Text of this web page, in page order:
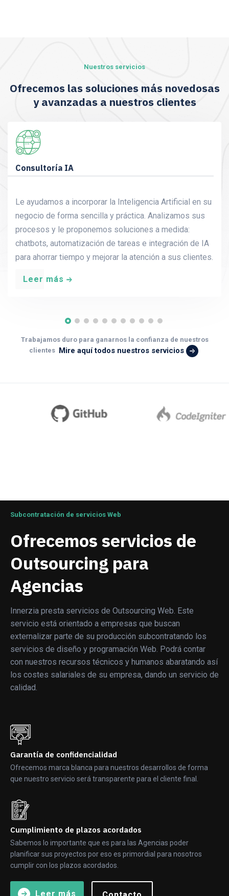
Nuestros servicios
Ofrecemos las soluciones más novedosas
y avanzadas a nuestros clientes
Consultoría IA
Le ayudamos a incorporar la Inteligencia Artificial en su
negocio de forma sencilla y práctica. Analizamos sus
procesos y le proponemos soluciones a medida:
chatbots, automatización de tareas e integración de IA
para ahorrar tiempo y mejorar la atención a sus clientes.
Leer más
Trabajamos duro para ganarnos la confianza de nuestros
clientes Mire aquí todos nuestros servicios
Subcontratación de servicios Web
Ofrecemos servicios de
Outsourcing para
Agencias
Innerzia presta servicios de Outsourcing Web. Este
servicio está orientado a empresas que buscan
externalizar parte de su producción subcontratando los
servicios de diseño y programación Web. Podrá contar
con nuestros recursos técnicos y humanos abaratando así
los costes salariales de su empresa, dando un servicio de
calidad.
Garantía de confidencialidad
Ofrecemos marca blanca para nuestros desarrollos de forma
que nuestro servicio será transparente para el cliente final.
Cumplimiento de plazos acordados
Sabemos lo importante que es para las Agencias poder
planificar sus proyectos por eso es primordial para nosotros
cumplir con los plazos acordados.
Leer más